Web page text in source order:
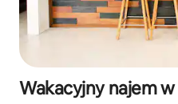
Wakacyjny najem